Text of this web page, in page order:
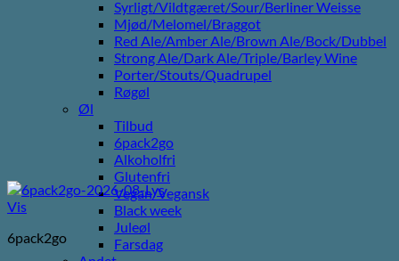
Syrligt/Vildtgæret/Sour/Berliner Weisse
Mjød/Melomel/Braggot
Red Ale/Amber Ale/Brown Ale/Bock/Dubbel
Strong Ale/Dark Ale/Triple/Barley Wine
Porter/Stouts/Quadrupel
Røgøl
Øl
Tilbud
6pack2go
Alkoholfri
Glutenfri
Vegan/Vegansk
Black week
Juleøl
Farsdag
Vis
6pack2go